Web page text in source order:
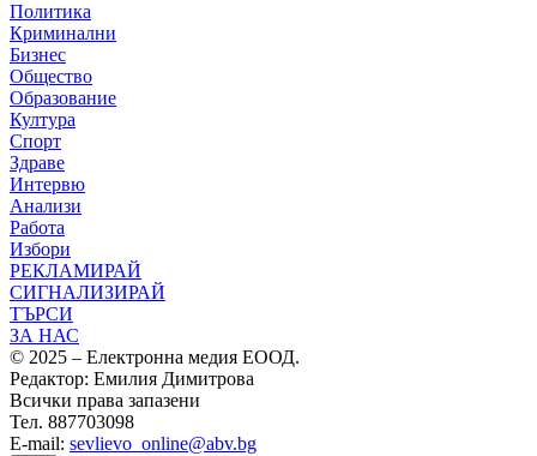
Политика
Криминални
Бизнес
Общество
Образование
Култура
Спорт
Здраве
Интервю
Анализи
Работа
Избори
РЕКЛАМИРАЙ
СИГНАЛИЗИРАЙ
ТЪРСИ
ЗА НАС
© 2025 – Електронна медия ЕООД.
Редактор: Емилия Димитрова
Всички права запазени
Тел. 887703098
E-mail: sevlievo_online@abv.bg